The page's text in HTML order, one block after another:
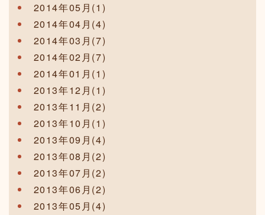
2014年05月(1)
2014年04月(4)
2014年03月(7)
2014年02月(7)
2014年01月(1)
2013年12月(1)
2013年11月(2)
2013年10月(1)
2013年09月(4)
2013年08月(2)
2013年07月(2)
2013年06月(2)
2013年05月(4)